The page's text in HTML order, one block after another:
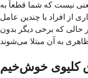
نیست که شما قطعاً به
از افراد با چندین عامل
حالی که برخی دیگر بدون
کلیوی خوش‌خیم